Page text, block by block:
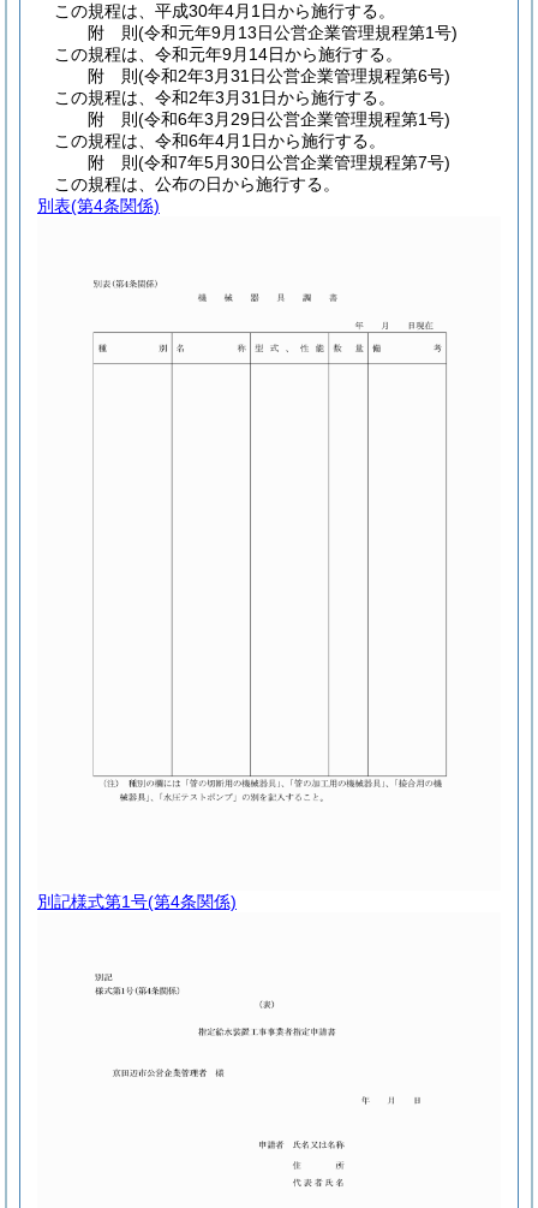
この規程は、平成30年4月1日から施行する。
附 則(令和元年9月13日公営企業管理規程第1号)
この規程は、令和元年9月14日から施行する。
附 則(令和2年3月31日公営企業管理規程第6号)
この規程は、令和2年3月31日から施行する。
附 則(令和6年3月29日公営企業管理規程第1号)
この規程は、令和6年4月1日から施行する。
附 則(令和7年5月30日公営企業管理規程第7号)
この規程は、公布の日から施行する。
別表(第4条関係)
別記様式第1号(第4条関係)